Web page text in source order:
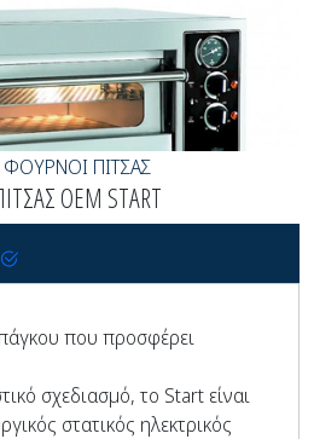
ΦΟΥΡΝΟΙ ΠΙΤΣΑΣ
OEM START
που προσφέρει
σχεδιασμό, το Start είναι
στατικός ηλεκτρικός